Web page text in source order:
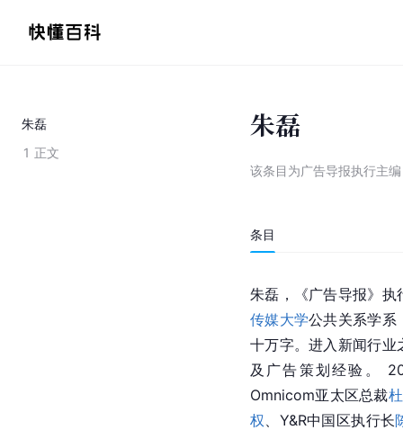
朱磊
1 正文
朱磊
该条目为广告导报执行主编
条目
朱磊，《广告导报》执
传媒大学公共关系学系
十万字。进入新闻行业
及广告策划经验。
Omnicom亚太区总裁
权 、Y&R中国区执行长